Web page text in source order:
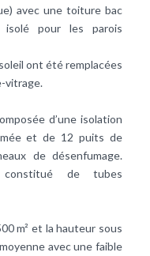
avec une toiture bac
pour les parois
ont été remplacées
vitrage.
d’une isolation
et de 12 puits de
de désenfumage.
constitué de tubes
m² et la hauteur sous
avec une faible